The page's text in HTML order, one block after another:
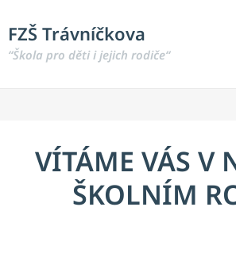
FZŠ Trávníčkova
“Škola pro děti i jejich rodiče“
VÍTÁME VÁS V
ŠKOLNÍM